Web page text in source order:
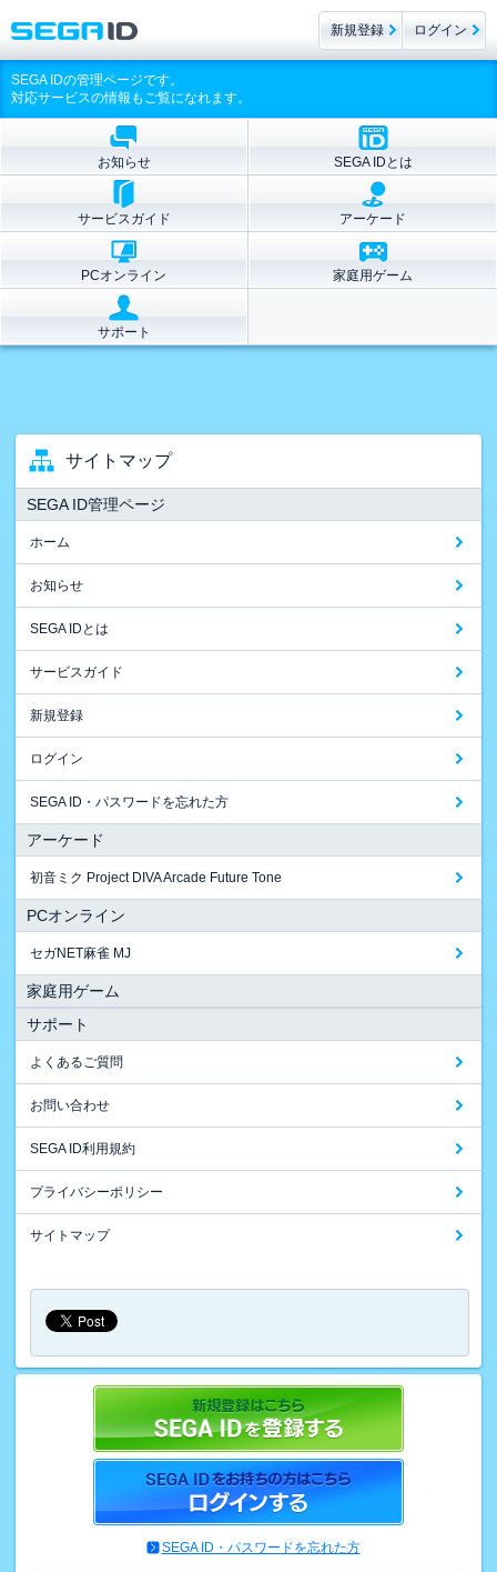
SEGA IDの管理ページです。
対応サービスの情報もご覧になれます。
お知らせ SEGA IDとは
サービスガイド アーケード
PCオンライン 家庭用ゲーム
サポート
サイトマップ
SEGA ID管理ページ
ホーム
お知らせ
SEGA IDとは
サービスガイド
新規登録
ログイン
SEGA ID・パスワードを忘れた方
アーケード
初音ミク Project DIVA Arcade Future Tone
PCオンライン
セガNET麻雀 MJ
家庭用ゲーム
サポート
よくあるご質問
お問い合わせ
SEGA ID利用規約
プライバシーポリシー
サイトマップ
SEGA ID・パスワードを忘れた方
新規登録 ログイン